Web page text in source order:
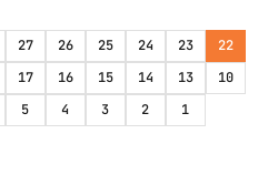
27 26 25 24 23
22
17 16 15 14 13
10
5 4 3 2 1